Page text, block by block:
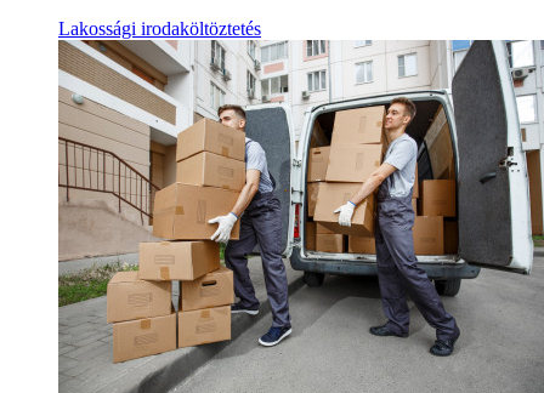
Lakossági irodaköltöztetés